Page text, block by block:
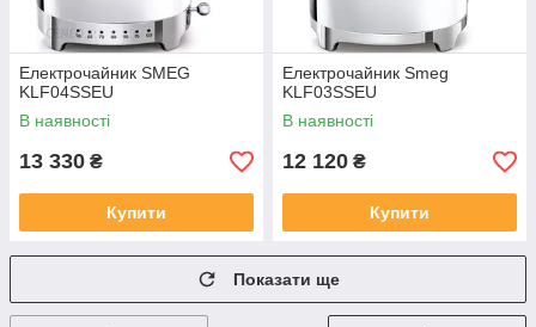
Електрочайник SMEG
KLF04SSEU
В наявності
13 330 ₴
Купити
Електрочайник Smeg
KLF03SSEU
В наявності
12 120 ₴
Купити
Показати ще